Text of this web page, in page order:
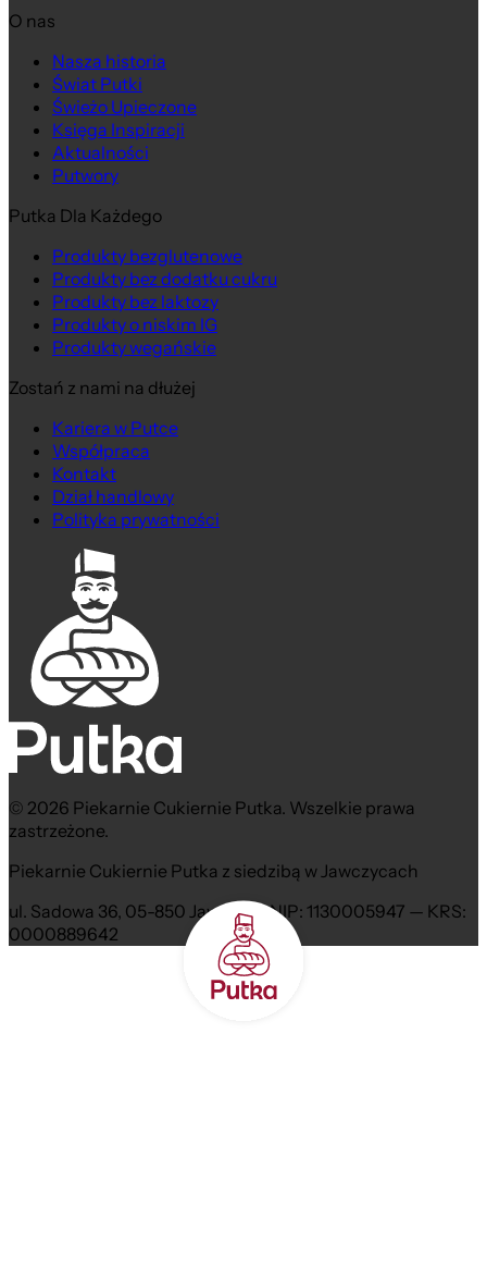
Graham z Truskawkami
O nas
Nasza historia
Świat Putki
Świeżo Upieczone
Księga Inspiracji
Aktualności
Putwory
Putka Dla Każdego
Produkty bezglutenowe
Produkty bez dodatku cukru
Produkty bez laktozy
Produkty o niskim IG
Produkty wegańskie
Zostań z nami na dłużej
Kariera w Putce
Współpraca
Kontakt
Dział handlowy
Polityka prywatności
© 2026 Piekarnie Cukiernie Putka. Wszelkie prawa
zastrzeżone.
Piekarnie Cukiernie Putka z siedzibą w Jawczycach
ul. Sadowa 36, 05-850 Jawczyce NIP: 1130005947 — KRS:
0000889642